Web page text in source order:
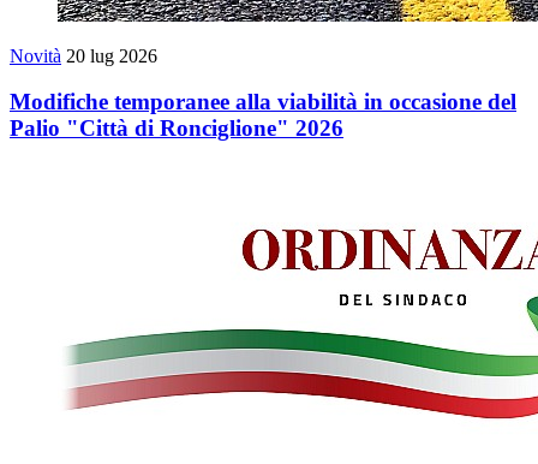
Novità 20 lug 2026
Modifiche temporanee alla viabilità in occasione del
Palio "Città di Ronciglione" 2026